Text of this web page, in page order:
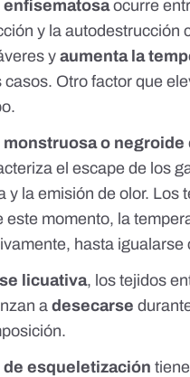
enfisematosaocurre
y la autodestrucción
yaumenta la
casos. Otro factor que
monstruosa o negroide
el escape de los
y la emisión de olor. Los
este momento, la
hasta
licuativa, los tejidos
adesecarse
de esqueletización